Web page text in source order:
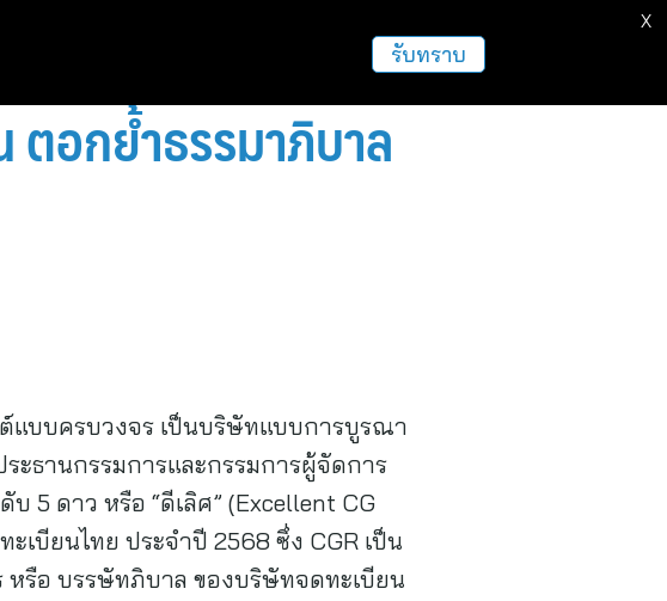
ฝากข่าวประชาสัมพันธ์
ตอกย้ำธรรมาภิบาล
แบบครบวงจร เป็นบริษัทแบบการบูรณา
ะธานกรรมการและกรรมการผู้จัดการ
5 ดาว หรือ “ดีเลิศ” (Excellent CG
บียนไทย ประจำปี 2568 ซึ่ง CGR เป็น
รือ บรรษัทภิบาล ของบริษัทจดทะเบียน
รับทราบ
X